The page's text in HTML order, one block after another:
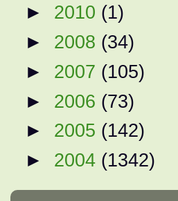
► 2010 (1)
► 2008 (34)
► 2007 (105)
► 2006 (73)
► 2005 (142)
► 2004 (1342)